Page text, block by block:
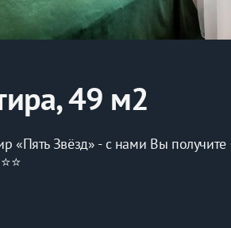
49 м2
«Пять Звёзд» - с нами Вы